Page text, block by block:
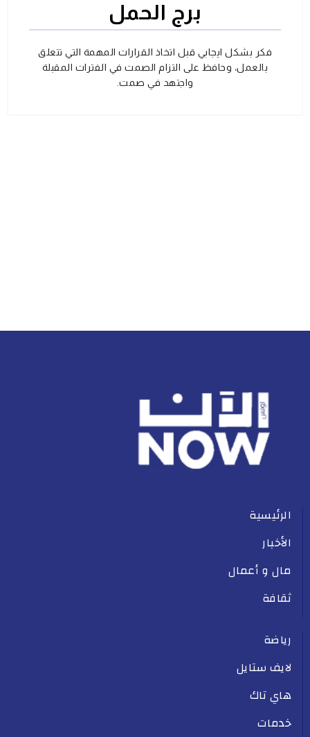
برج الحمل
فكر بشكل ايجابي قبل اتخاذ القرارات المهمة التي تتعلق
بالعمل، وحافظ على التزام الصمت في الفترات المقبلة
واجتهد في صمت.
الرئيسية
الأخبار
مال و أعمال
ثقافة
رياضة
لايف ستايل
هاي تاك
خدمات